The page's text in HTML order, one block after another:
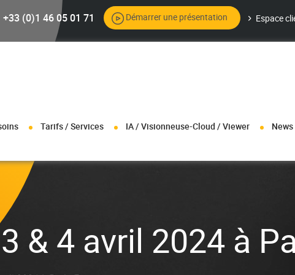
+33 (0)1 46 05 01 71
Démarrer une présentation Espace
Tarifs / Services IA / Visionneuse-Cloud / Viewer News
& 4 avril 2024 à